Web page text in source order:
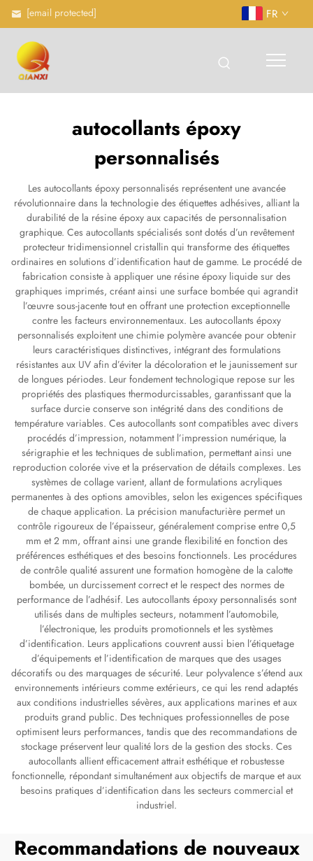
[email protected] FR
autocollants époxy
personnalisés
Les autocollants époxy personnalisés représentent une avancée
révolutionnaire dans la technologie des étiquettes adhésives, alliant la
durabilité de la résine époxy aux capacités de personnalisation
graphique. Ces autocollants spécialisés sont dotés d’un revêtement
protecteur tridimensionnel cristallin qui transforme des étiquettes
ordinaires en solutions d’identification haut de gamme. Le procédé de
fabrication consiste à appliquer une résine époxy liquide sur des
graphiques imprimés, créant ainsi une surface bombée qui agrandit
l’œuvre sous-jacente tout en offrant une protection exceptionnelle
contre les facteurs environnementaux. Les autocollants époxy
personnalisés exploitent une chimie polymère avancée pour obtenir
leurs caractéristiques distinctives, intégrant des formulations
résistantes aux UV afin d’éviter la décoloration et le jaunissement sur
de longues périodes. Leur fondement technologique repose sur les
propriétés des plastiques thermodurcissables, garantissant que la
surface durcie conserve son intégrité dans des conditions de
température variables. Ces autocollants sont compatibles avec divers
procédés d’impression, notamment l’impression numérique, la
sérigraphie et les techniques de sublimation, permettant ainsi une
reproduction colorée vive et la préservation de détails complexes. Les
systèmes de collage varient, allant de formulations acryliques
permanentes à des options amovibles, selon les exigences spécifiques
de chaque application. La précision manufacturière permet un
contrôle rigoureux de l’épaisseur, généralement comprise entre 0,5
mm et 2 mm, offrant ainsi une grande flexibilité en fonction des
préférences esthétiques et des besoins fonctionnels. Les procédures
de contrôle qualité assurent une formation homogène de la calotte
bombée, un durcissement correct et le respect des normes de
performance de l’adhésif. Les autocollants époxy personnalisés sont
utilisés dans de multiples secteurs, notamment l’automobile,
l’électronique, les produits promotionnels et les systèmes
d’identification. Leurs applications couvrent aussi bien l’étiquetage
d’équipements et l’identification de marques que des usages
décoratifs ou des marquages de sécurité. Leur polyvalence s’étend aux
environnements intérieurs comme extérieurs, ce qui les rend adaptés
aux conditions industrielles sévères, aux applications marines et aux
produits grand public. Des techniques professionnelles de pose
optimisent leurs performances, tandis que des recommandations de
stockage préservent leur qualité lors de la gestion des stocks. Ces
autocollants allient efficacement attrait esthétique et robustesse
fonctionnelle, répondant simultanément aux objectifs de marque et aux
besoins pratiques d’identification dans les secteurs commercial et
industriel.
Recommandations de nouveaux